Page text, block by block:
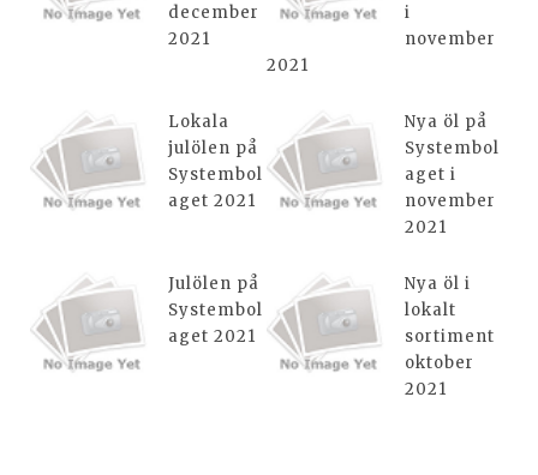
december
2021
i
november
2021
Lokala
julölen på
Systembol
aget 2021
Nya öl på
Systembol
aget i
november
2021
Julölen på
Systembol
aget 2021
Nya öl i
lokalt
sortiment
oktober
2021